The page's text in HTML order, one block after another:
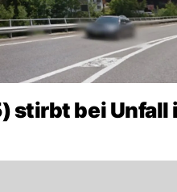
stirbt bei Unfall